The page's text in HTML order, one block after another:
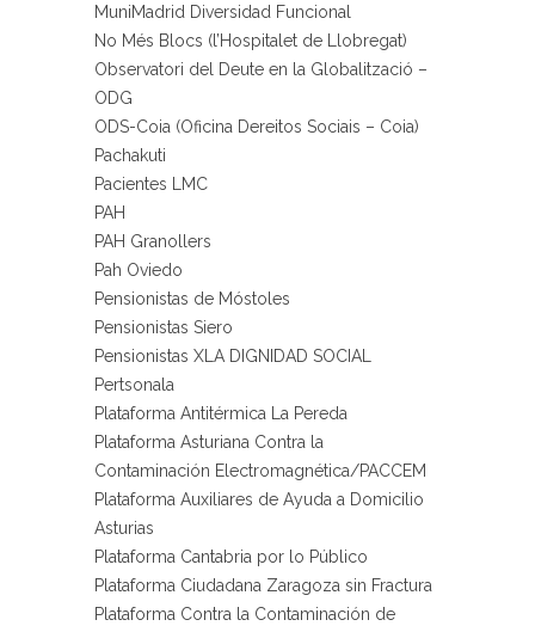
MuniMadrid Diversidad Funcional
No Més Blocs (l’Hospitalet de Llobregat)
Observatori del Deute en la Globalització –
ODG
ODS-Coia (Oficina Dereitos Sociais – Coia)
Pachakuti
Pacientes LMC
PAH
PAH Granollers
Pah Oviedo
Pensionistas de Móstoles
Pensionistas Siero
Pensionistas XLA DIGNIDAD SOCIAL
Pertsonala
Plataforma Antitérmica La Pereda
Plataforma Asturiana Contra la
Contaminación Electromagnética/PACCEM
Plataforma Auxiliares de Ayuda a Domicilio
Asturias
Plataforma Cantabria por lo Público
Plataforma Ciudadana Zaragoza sin Fractura
Plataforma Contra la Contaminación de